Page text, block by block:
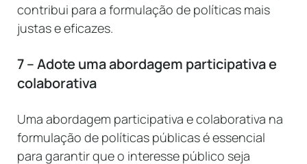
contribui para a formulação de políticas mais
justas e eficazes.
7 – Adote uma abordagem participativa e
colaborativa
Uma abordagem participativa e colaborativa na
formulação de políticas públicas é essencial
para garantir que o interesse público seja